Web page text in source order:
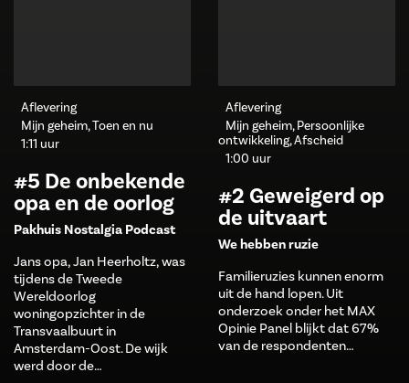
Aflevering
Mijn geheim, Toen en nu
1:11 uur
#5 De onbekende
opa en de oorlog
Pakhuis Nostalgia Podcast
Jans opa, Jan Heerholtz, was
tijdens de Tweede
Wereldoorlog
woningopzichter in de
Transvaalbuurt in
Amsterdam-Oost. De wijk
werd door de…
Aflevering
Mijn geheim, Persoonlijke
ontwikkeling, Afscheid
1:00 uur
#2 Geweigerd op
de uitvaart
We hebben ruzie
Familieruzies kunnen enorm
uit de hand lopen. Uit
onderzoek onder het MAX
Opinie Panel blijkt dat 67%
van de respondenten…